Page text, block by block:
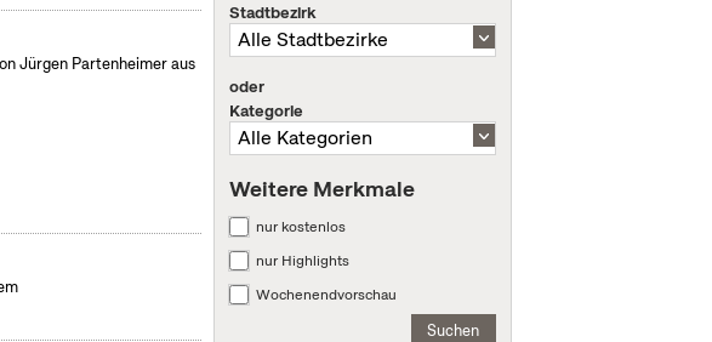
Jürgen Partenheimer aus
Stadtbezirk
oder
Kategorie
Weitere Merkmale
nur kostenlos
nur Highlights
Wochenendvorschau
Suchen